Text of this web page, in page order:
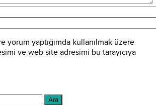
yorum yaptığımda kullanılmak üzere
ve web site adresimi bu tarayıcıya